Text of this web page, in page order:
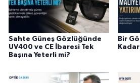
Sahte Güneş Gözlüğünde
UV400 ve CE İbaresi Tek
Başına Yeterli mi?
Bir